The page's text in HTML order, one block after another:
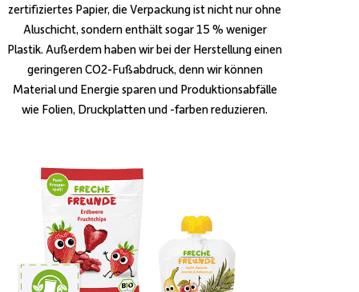
zertifiziertes Papier, die Verpackung ist nicht nur ohne
Aluschicht, sondern enthält sogar 15 % weniger
Plastik. Außerdem haben wir bei der Herstellung einen
geringeren CO2-Fußabdruck, denn wir können
Material und Energie sparen und Produktionsabfälle
wie Folien, Druckplatten und -farben reduzieren.